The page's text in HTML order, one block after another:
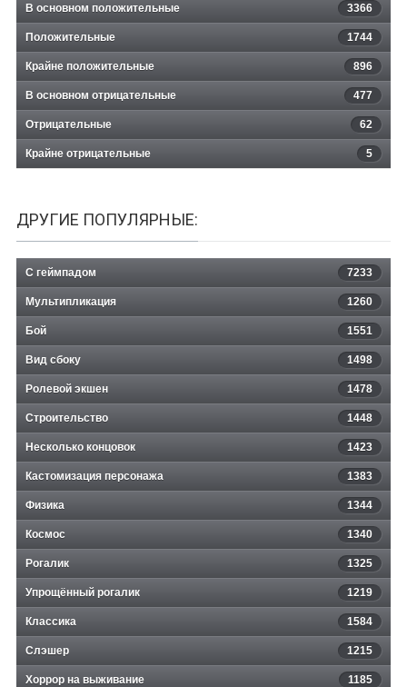
В основном положительные 3366
Положительные 1744
Крайне положительные 896
В основном отрицательные 477
Отрицательные 62
Крайне отрицательные 5
ДРУГИЕ ПОПУЛЯРНЫЕ:
С геймпадом 7233
Мультипликация 1260
Бой 1551
Вид сбоку 1498
Ролевой экшен 1478
Строительство 1448
Несколько концовок 1423
Кастомизация персонажа 1383
Физика 1344
Космос 1340
Рогалик 1325
Упрощённый рогалик 1219
Классика 1584
Слэшер 1215
Хоррор на выживание 1185